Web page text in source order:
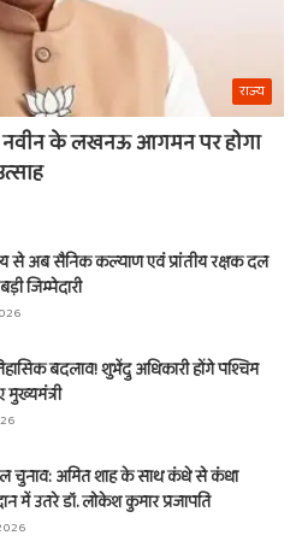
राज्य
नवीन के लखनऊ आगमन पर होगा
से अब सैनिक कल्याण एवं प्रांतीय रक्षक दल
जिम्मेदारी
बदलाव! शुभेंदु अधिकारी होंगे पश्चिम
चुनाव: अमित शाह के साथ कंधे से कंधा
में उतरे डॉ. लोकेश कुमार प्रजापति